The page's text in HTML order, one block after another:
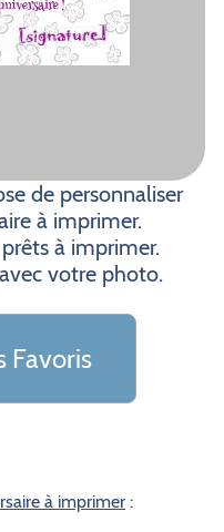
de personnaliser
à imprimer.
à imprimer.
votre photo.
Favoris
à imprimer :